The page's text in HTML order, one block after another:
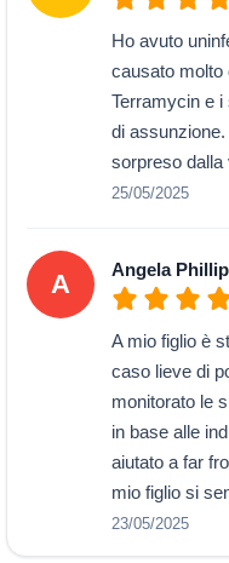
Ho avuto
causato molto
Terramycin e
di
sorpreso dalla
25/05/2025
A Angela
A mio figlio è
caso lieve di
monitorato le
in base alle
aiutato a far
mio figlio si
23/05/2025